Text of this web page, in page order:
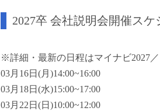
2027卒 会社説明会開催スケ
※詳細・最新の日程はマイナビ2027
03月16日(月)14:00~16:00
03月18日(水)15:00~17:00
03月22日(日)10:00~12:00